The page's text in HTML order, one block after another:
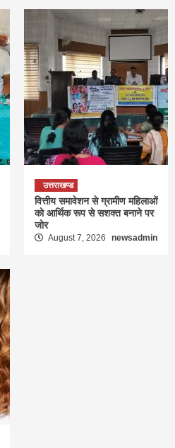
उत्तराखण्ड
वित्तीय समावेशन से ग्रामीण महिलाओं
को आर्थिक रूप से सशक्त बनाने पर
जोर
August 7, 2026 newsadmin